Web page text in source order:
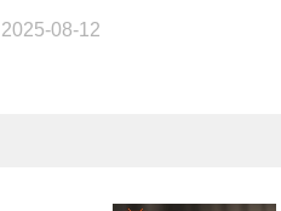
2025-08-12